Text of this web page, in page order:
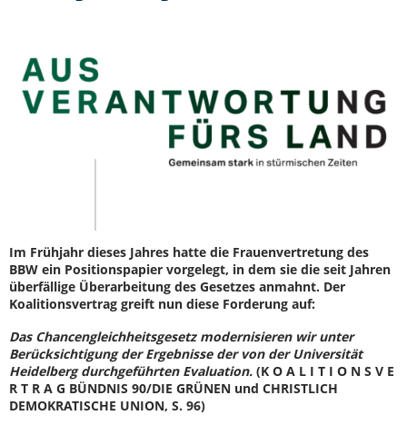
Im Frühjahr dieses Jahres hatte die Frauenvertretung des
BBW ein Positionspapier vorgelegt, in dem sie die seit Jahren
überfällige Überarbeitung des Gesetzes anmahnt. Der
Koalitionsvertrag greift nun diese Forderung auf:
Das Chancengleichheitsgesetz modernisieren wir unter
Berücksichtigung der Ergebnisse der von der Universität
Heidelberg durchgeführten Evaluation. (K O A L I T I O N S V E
R T R A G BÜNDNIS 90/DIE GRÜNEN und CHRISTLICH
DEMOKRATISCHE UNION, S. 96)